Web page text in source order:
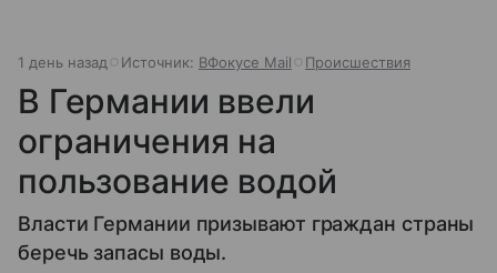
1 день назад Источник: ВФокусе Mail Происшествия
В Германии ввели
ограничения на
пользование водой
Власти Германии призывают граждан страны
беречь запасы воды.